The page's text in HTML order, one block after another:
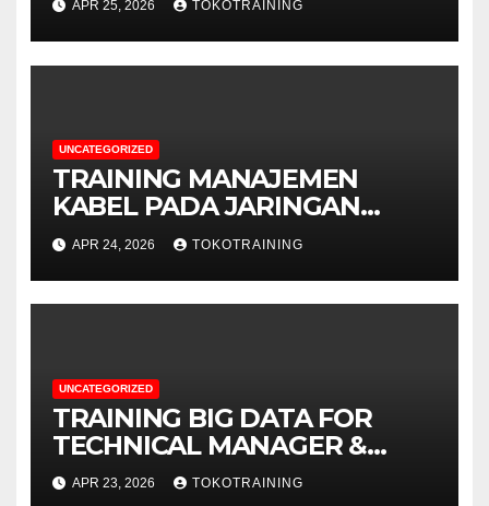
BUSINESS
APR 25, 2026 TOKOTRAINING
UNCATEGORIZED
TRAINING MANAJEMEN
KABEL PADA JARINGAN
TELEKOMUNIKASI
APR 24, 2026 TOKOTRAINING
UNCATEGORIZED
TRAINING BIG DATA FOR
TECHNICAL MANAGER &
DECISION MAKERS
APR 23, 2026 TOKOTRAINING